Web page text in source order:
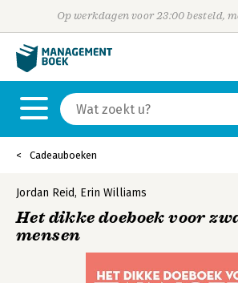
Op werkdagen voor 23:00 besteld,
Cadeauboeken
Jordan Reid, Erin Williams
Het dikke doeboek voor
mensen